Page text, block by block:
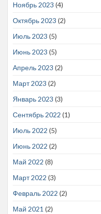
Ноябрь 2023 (4)
Октябрь 2023 (2)
Июль 2023 (5)
Июнь 2023 (5)
Апрель 2023 (2)
Март 2023 (2)
Январь 2023 (3)
Сентябрь 2022 (1)
Июль 2022 (5)
Июнь 2022 (2)
Май 2022 (8)
Март 2022 (3)
Февраль 2022 (2)
Май 2021 (2)